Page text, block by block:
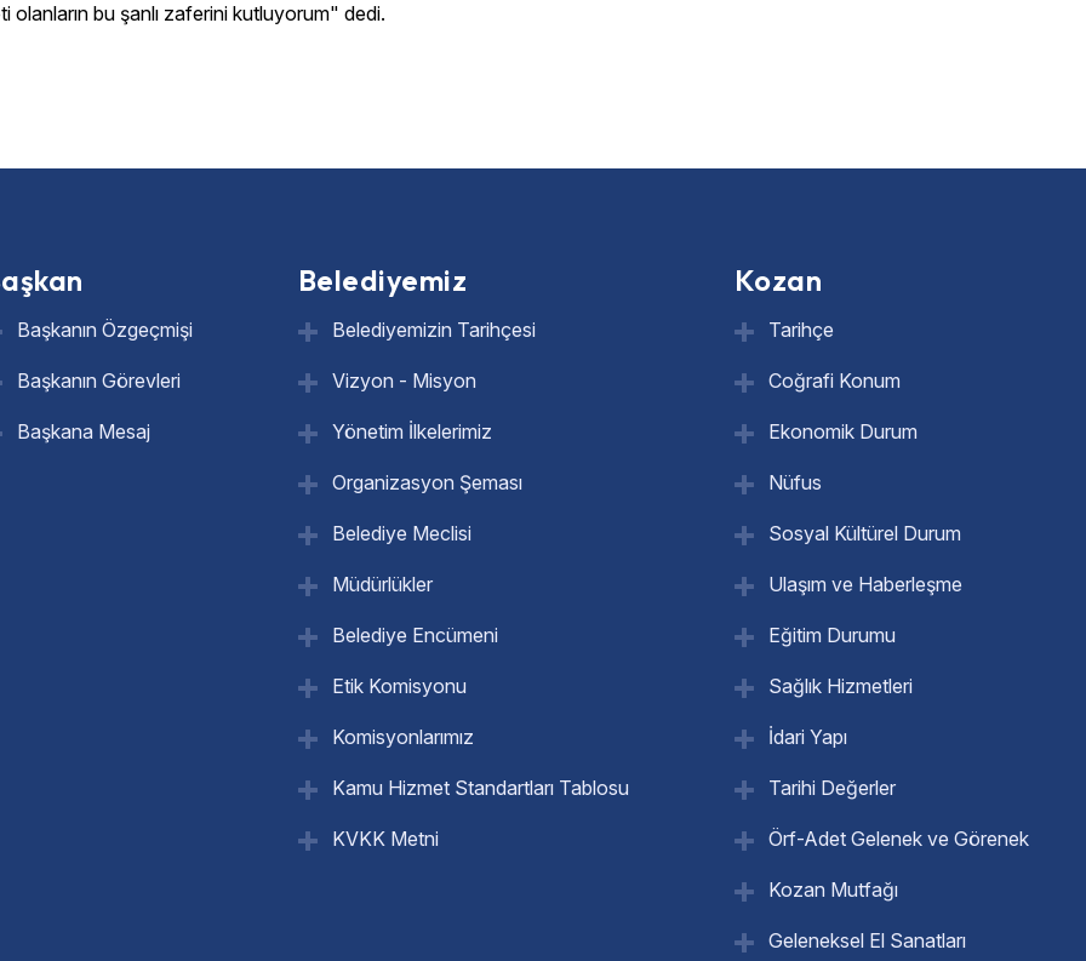
olanların bu şanlı zaferini kutluyorum" dedi.
Başkanın Özgeçmişi
Başkanın Görevleri
Başkana Mesaj
Belediyemiz
Belediyemizin Tarihçesi
Vizyon - Misyon
Yönetim İlkelerimiz
Organizasyon Şeması
Belediye Meclisi
Müdürlükler
Belediye Encümeni
Etik Komisyonu
Komisyonlarımız
Kamu Hizmet Standartları Tablosu
KVKK Metni
Kozan
Tarihçe
Coğrafi Konum
Ekonomik Durum
Nüfus
Sosyal Kültürel Durum
Ulaşım ve Haberleşme
Eğitim Durumu
Sağlık Hizmetleri
İdari Yapı
Tarihi Değerler
Örf-Adet Gelenek ve Görenek
Kozan Mutfağı
Geleneksel El Sanatları